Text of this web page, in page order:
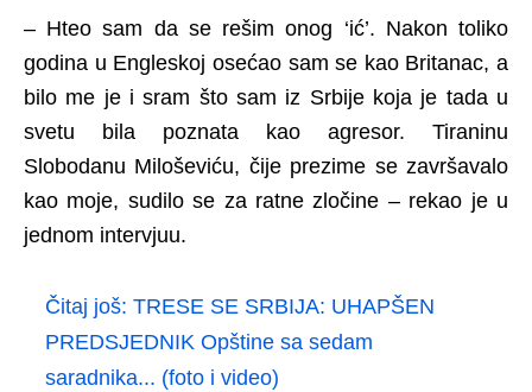
– Hteo sam da se rešim onog ‘ić’. Nakon toliko
godina u Engleskoj osećao sam se kao Britanac, a
bilo me je i sram što sam iz Srbije koja je tada u
svetu bila poznata kao agresor. Tiraninu
Slobodanu Miloševiću, čije prezime se završavalo
kao moje, sudilo se za ratne zločine – rekao je u
jednom intervjuu.
Čitaj još: TRESE SE SRBIJA: UHAPŠEN
PREDSJEDNIK Opštine sa sedam
saradnika... (foto i video)